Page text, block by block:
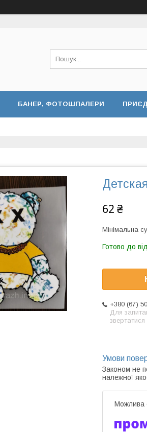
БАНЕР, ФОТОШПАЛЕРИ
62 ₴
Мінімальна
Готово до
+380 (67)
Для
Законом не
належної